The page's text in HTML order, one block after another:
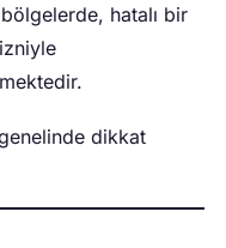
hatalı bir
dikkat